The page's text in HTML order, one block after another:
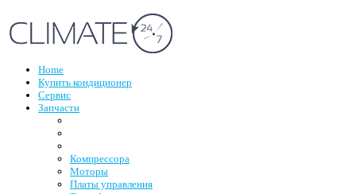
Home
Купить кондиционер
Сервис
Запчасти
Компрессора
Моторы
Платы управления